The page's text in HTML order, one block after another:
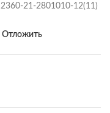
2360-21-2801010-12(11)
Отложить